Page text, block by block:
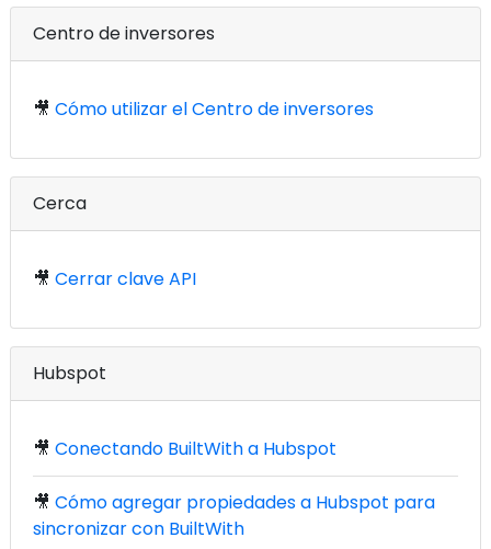
Centro de inversores
🎥 Cómo utilizar el Centro de inversores
Cerca
🎥 Cerrar clave API
Hubspot
🎥 Conectando BuiltWith a Hubspot
🎥 Cómo agregar propiedades a Hubspot para
sincronizar con BuiltWith